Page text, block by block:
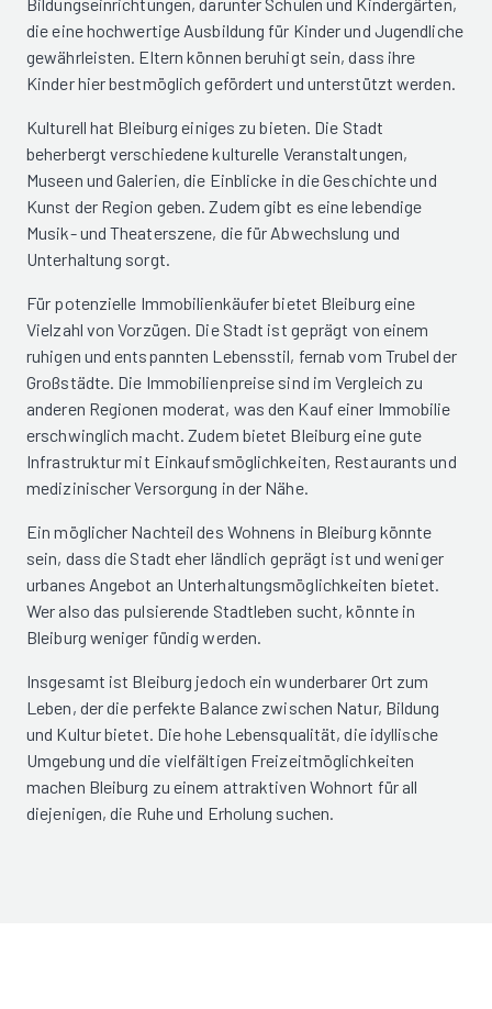
die eine hochwertige Ausbildung für Kinder und Jugendliche
gewährleisten. Eltern können beruhigt sein, dass ihre
Kinder hier bestmöglich gefördert und unterstützt werden.
Kulturell hat Bleiburg einiges zu bieten. Die Stadt
beherbergt verschiedene kulturelle Veranstaltungen,
Museen und Galerien, die Einblicke in die Geschichte und
Kunst der Region geben. Zudem gibt es eine lebendige
Musik- und Theaterszene, die für Abwechslung und
Unterhaltung sorgt.
Für potenzielle Immobilienkäufer bietet Bleiburg eine
Vielzahl von Vorzügen. Die Stadt ist geprägt von einem
ruhigen und entspannten Lebensstil, fernab vom Trubel der
Großstädte. Die Immobilienpreise sind im Vergleich zu
anderen Regionen moderat, was den Kauf einer Immobilie
erschwinglich macht. Zudem bietet Bleiburg eine gute
Infrastruktur mit Einkaufsmöglichkeiten, Restaurants und
medizinischer Versorgung in der Nähe.
Ein möglicher Nachteil des Wohnens in Bleiburg könnte
sein, dass die Stadt eher ländlich geprägt ist und weniger
urbanes Angebot an Unterhaltungsmöglichkeiten bietet.
Wer also das pulsierende Stadtleben sucht, könnte in
Bleiburg weniger fündig werden.
Insgesamt ist Bleiburg jedoch ein wunderbarer Ort zum
Leben, der die perfekte Balance zwischen Natur, Bildung
und Kultur bietet. Die hohe Lebensqualität, die idyllische
Umgebung und die vielfältigen Freizeitmöglichkeiten
machen Bleiburg zu einem attraktiven Wohnort für all
diejenigen, die Ruhe und Erholung suchen.